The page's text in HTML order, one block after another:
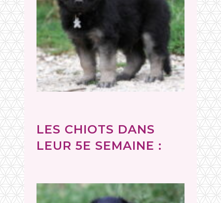
LES CHIOTS DANS
LEUR 5E SEMAINE :